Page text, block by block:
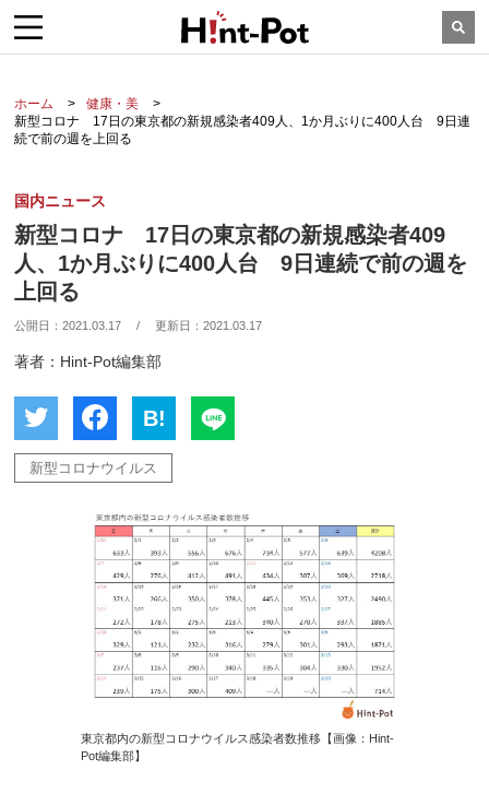
ホーム
健康・美
新型コロナ 17日の東京都の新規感染者409人、1か月ぶりに400人台 9日連
続で前の週を上回る
国内ニュース
新型コロナ 17日の東京都の新規感染者409
人、1か月ぶりに400人台 9日連続で前の週を
上回る
公開日：2021.03.17 / 更新日：2021.03.17
著者：Hint-Pot編集部
B!
新型コロナウイルス
東京都内の新型コロナウイルス感染者数推移【画像：Hint-
Pot編集部】